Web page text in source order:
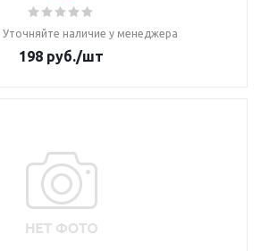
Уточняйте наличие у менеджера
198 руб./шт